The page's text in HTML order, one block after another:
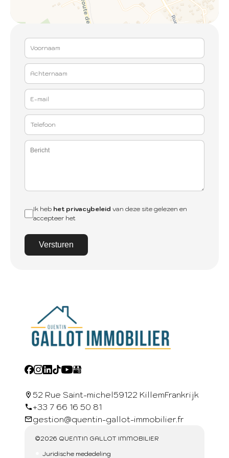
Ik heb het privacybeleid van deze site gelezen en
accepteer het
Versturen
52 Rue Saint-michel59122 KillemFrankrijk
+33 7 66 16 50 81
gestion@quentin-gallot-immobilier.fr
©2026 QUENTIN GALLOT IMMOBILIER
Juridische mededeling